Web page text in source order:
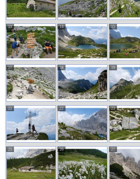
13 14 15
17 18 19
21 22 23
25 26 27